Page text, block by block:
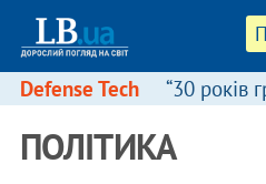
Defense Tech “30 років
ПОЛІТИКА